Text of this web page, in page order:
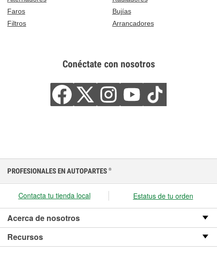
Faros
Bujías
Filtros
Arrancadores
Conéctate con nosotros
PROFESIONALES EN AUTOPARTES ®
Contacta tu tienda local Estatus de tu orden
Acerca de nosotros
Recursos